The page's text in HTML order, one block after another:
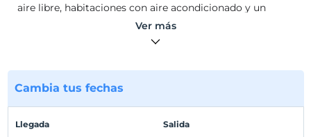
aire libre, habitaciones con aire acondicionado y un
restaurante en la azotea con impresionantes vistas al
mar Egeo. Todas las habitaciones del Hotel Rosy están
Cada baño tiene una ducha y un inodoro. El Rose hotel
Liegestühlen.Sie ofrece un solárium gratuito junto a la
Este hotel frente al mar se encuentra a pocos pasos de la
Ver más
Cambia tus fechas
Llegada Salida